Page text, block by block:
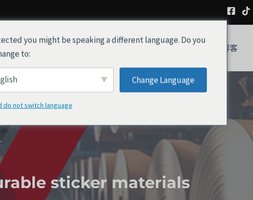
关于我们 行业解决方案 新闻 博客
sticker materials
you might be speaking a different language. Do you
to:
Change Language
do not switch language